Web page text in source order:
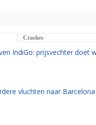
Crashes
IndiGo: prijsvechter doet
vluchten naar